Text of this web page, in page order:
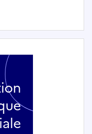
Formation musicale -